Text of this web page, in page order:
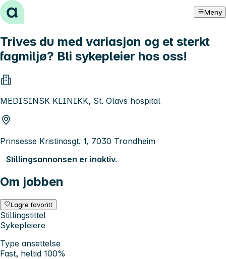
Hopp til innhold Meny
Trives du med variasjon og et sterkt
fagmiljø? Bli sykepleier hos oss!
MEDISINSK KLINIKK, St. Olavs hospital
Prinsesse Kristinasgt. 1, 7030 Trondheim
Stillingsannonsen er inaktiv.
Om jobben
Lagre favoritt
Stillingstittel
Sykepleiere
Type ansettelse
Fast, heltid 100%